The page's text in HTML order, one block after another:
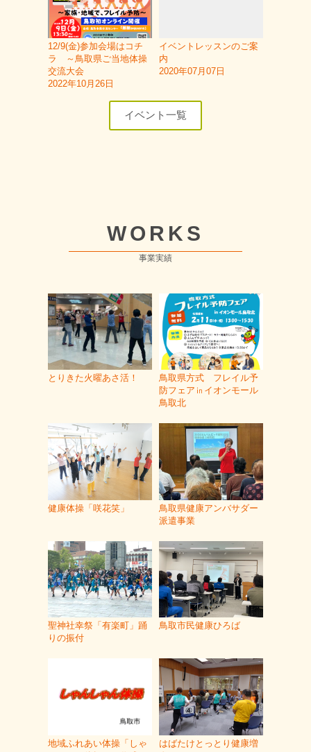
12/9(金)参加会場はコチ
ラ ～鳥取県ご当地体操
交流大会
2022年10月26日
イベントレッスンのご案
内
2020年07月07日
イベント一覧
WORKS
事業実績
とりきた火曜あさ活！
鳥取県方式 フレイル予
防フェア㏌イオンモール
鳥取北
健康体操「咲花笑」
鳥取県健康アンバサダー
派遣事業
聖神社幸祭「有楽町」踊
りの振付
鳥取市民健康ひろば
地域ふれあい体操「しゃ
はばたけとっとり健康増